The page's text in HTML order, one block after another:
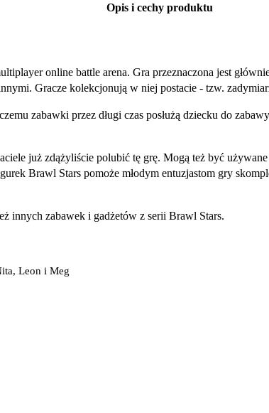
Opis i cechy produktu
online battle arena. Gra przeznaczona jest
Gracze kolekcjonują w niej postacie - tzw.
zabawki przez długi czas posłużą dziecku do
już zdążyliście polubić tę grę. Mogą też być
Brawl Stars pomoże młodym entuzjastom gry
innych zabawek i gadżetów z serii Brawl Stars.
Leon i Meg